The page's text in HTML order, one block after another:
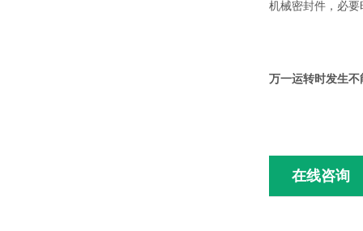
机械密封件，必
万一运转时发生
在线咨询